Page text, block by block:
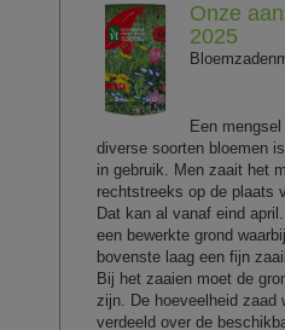
Onze
2025
Een
diverse soorten bloemen
in gebruik. Men zaait het
rechtstreeks op de plaats
Dat kan al vanaf eind
een bewerkte grond
bovenste laag een fijn
Bij het zaaien moet de
zijn. De hoeveelheid zaad
verdeeld over de